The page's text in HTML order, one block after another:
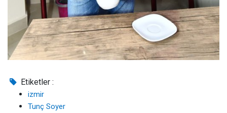
Etiketler :
izmir
Tunç Soyer